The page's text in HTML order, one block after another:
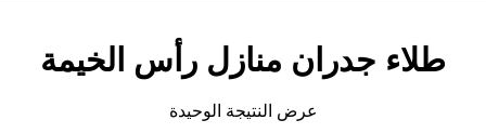
طلاء جدران منازل رأس الخيمة
عرض النتيجة الوحيدة